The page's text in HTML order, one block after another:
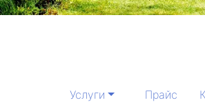
Услуги Прайс